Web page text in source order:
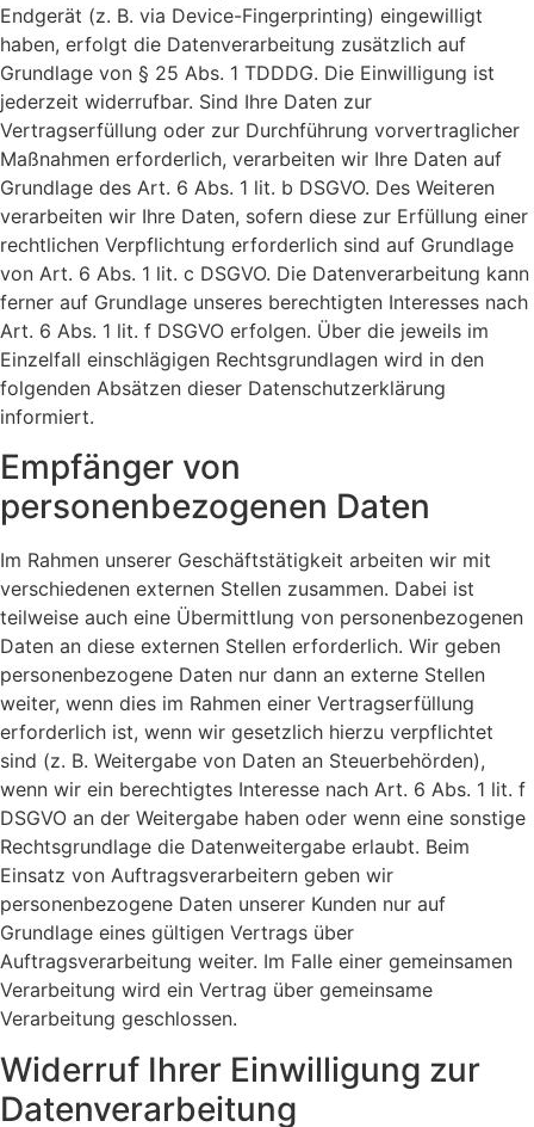
Endgerät (z. B. via Device-Fingerprinting) eingewilligt
haben, erfolgt die Datenverarbeitung zusätzlich auf
Grundlage von § 25 Abs. 1 TDDDG. Die Einwilligung ist
jederzeit widerrufbar. Sind Ihre Daten zur
Vertragserfüllung oder zur Durchführung vorvertraglicher
Maßnahmen erforderlich, verarbeiten wir Ihre Daten auf
Grundlage des Art. 6 Abs. 1 lit. b DSGVO. Des Weiteren
verarbeiten wir Ihre Daten, sofern diese zur Erfüllung einer
rechtlichen Verpflichtung erforderlich sind auf Grundlage
von Art. 6 Abs. 1 lit. c DSGVO. Die Datenverarbeitung kann
ferner auf Grundlage unseres berechtigten Interesses nach
Art. 6 Abs. 1 lit. f DSGVO erfolgen. Über die jeweils im
Einzelfall einschlägigen Rechtsgrundlagen wird in den
folgenden Absätzen dieser Datenschutzerklärung
informiert.
Empfänger von
personenbezogenen Daten
Im Rahmen unserer Geschäftstätigkeit arbeiten wir mit
verschiedenen externen Stellen zusammen. Dabei ist
teilweise auch eine Übermittlung von personenbezogenen
Daten an diese externen Stellen erforderlich. Wir geben
personenbezogene Daten nur dann an externe Stellen
weiter, wenn dies im Rahmen einer Vertragserfüllung
erforderlich ist, wenn wir gesetzlich hierzu verpflichtet
sind (z. B. Weitergabe von Daten an Steuerbehörden),
wenn wir ein berechtigtes Interesse nach Art. 6 Abs. 1 lit. f
DSGVO an der Weitergabe haben oder wenn eine sonstige
Rechtsgrundlage die Datenweitergabe erlaubt. Beim
Einsatz von Auftragsverarbeitern geben wir
personenbezogene Daten unserer Kunden nur auf
Grundlage eines gültigen Vertrags über
Auftragsverarbeitung weiter. Im Falle einer gemeinsamen
Verarbeitung wird ein Vertrag über gemeinsame
Verarbeitung geschlossen.
Widerruf Ihrer Einwilligung zur
Datenverarbeitung